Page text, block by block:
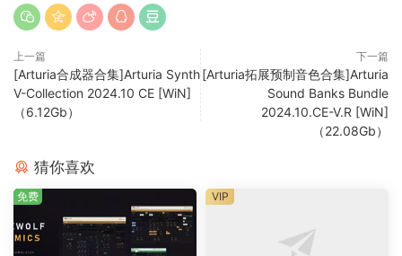
上一篇
[Arturia合成器合集]Arturia Synth
V-Collection 2024.10 CE [WiN]
（6.12Gb）
下一篇
[Arturia拓展预制音色合集]Arturia
Sound Banks Bundle
2024.10.CE-V.R [WiN]
（22.08Gb）
猜你喜欢
免费 VIP